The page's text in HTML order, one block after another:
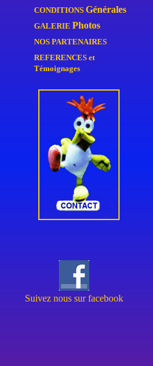
CONDITIONS Générales
GALERIE Photos
NOS PARTENAIRES
REFERENCES et
Témoignages
Suivez nous sur facebook